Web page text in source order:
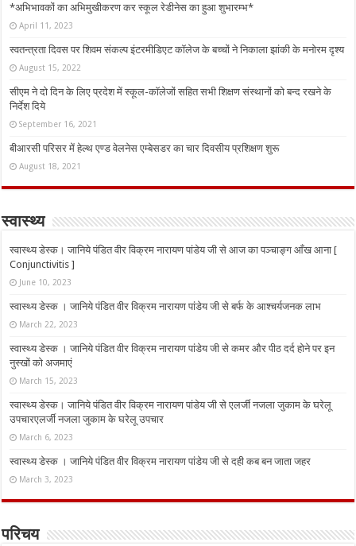
*अभिभावकों का अभिमुखीकरण कर स्कूल रेडीनेस का हुआ शुभारम्भ*
April 11, 2023
स्वतन्त्रता दिवस पर शिवम संकल्प इंटरमीडिएट कॉलेज के बच्चों ने निकाला झांकी के मनोरम दृश्य
August 15, 2022
सीएम ने दो दिन के लिए प्रदेश में स्कूल-कॉलेजों सहित सभी शिक्षण संस्थानों को बन्द रखने के
निर्देश दिये
September 16, 2021
बीआरसी परिसर में हेल्थ एण्ड वेलनेस एम्बेसडर का चार दिवसीय प्रशिक्षण शुरू
August 18, 2021
स्वास्थ्य
स्वास्थ्य डेस्क। जानिये पंडित वीर विक्रम नारायण पांडेय जी से आज का पञ्चाङ्ग आँख आना [
Conjunctivitis ]
June 10, 2023
स्वास्थ्य डेस्क । जानिये पंडित वीर विक्रम नारायण पांडेय जी से बर्फ के आश्चर्यजनक लाभ
March 22, 2023
स्वास्थ्य डेस्क । जानिये पंडित वीर विक्रम नारायण पांडेय जी से कमर और पीठ दर्द होने पर इन
नुस्‍खों को अजमाएं
March 15, 2023
स्वास्थ्य डेस्क। जानिये पंडित वीर विक्रम नारायण पांडेय जी से एलर्जी नजला जुकाम के घरेलू
उपचारएलर्जी नजला जुकाम के घरेलू उपचार
March 6, 2023
स्वास्थ्य डेस्क । जानिये पंडित वीर विक्रम नारायण पांडेय जी से दही कब बन जाता जहर
March 3, 2023
परिचय